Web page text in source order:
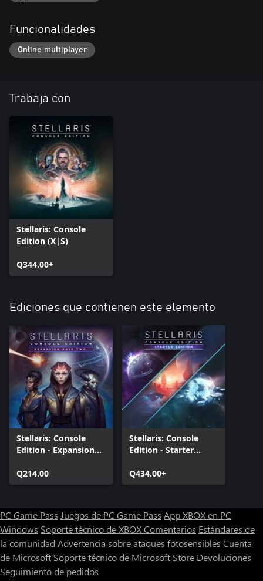
Funcionalidades
Online multiplayer
Trabaja con
Stellaris: Console
Edition (X|S)
Q344.00+
Ediciones que contienen este elemento
Stellaris: Console
Edition - Expansion
Q214.00
Stellaris: Console
Edition - Starter
Q434.00+
PC Game Pass Juegos de PC Game Pass App XBOX en PC
Windows Soporte técnico de XBOXComentarios Estándares de
la comunidad Advertencia sobre ataques fotosensibles Cuenta
de Microsoft Soporte técnico de Microsoft Store Devoluciones
Seguimiento de pedidos